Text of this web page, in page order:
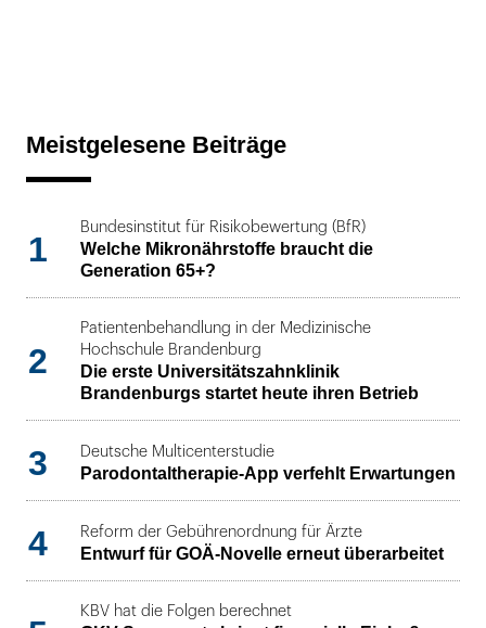
Meistgelesene Beiträge
1
Bundesinstitut für Risikobewertung (BfR)
Welche Mikronährstoffe braucht die
Generation 65+?
2
Patientenbehandlung in der Medizinische
Hochschule Brandenburg
Die erste Universitätszahnklinik
Brandenburgs startet heute ihren Betrieb
3 Deutsche Multicenterstudie
Parodontaltherapie-App verfehlt Erwartungen
4 Reform der Gebührenordnung für Ärzte
Entwurf für GOÄ-Novelle erneut überarbeitet
KBV hat die Folgen berechnet